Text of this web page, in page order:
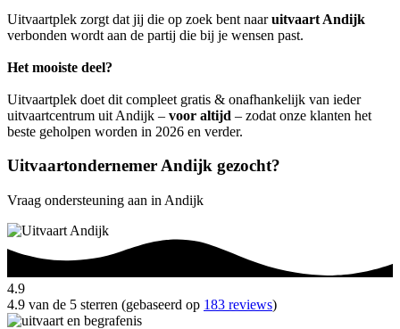
Uitvaartplek zorgt dat jij die op zoek bent naaruitvaart Andijk
verbonden wordt aan de partij die bij je wensen past.
Het mooiste deel?
Uitvaartplek doet dit compleet gratis & onafhankelijk van ieder
uitvaartcentrum uit Andijk – voor altijd – zodat onze klanten het
beste geholpen worden in 2026 en verder.
Uitvaartondernemer Andijk gezocht?
Vraag ondersteuning aan in Andijk
4.9
4.9 van de 5 sterren (gebaseerd op 183 reviews)